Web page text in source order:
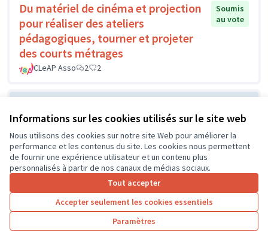
Informations sur les cookies utilisés sur le site web
Nous utilisons des cookies sur notre site Web pour améliorer la
performance et les contenus du site. Les cookies nous permettent
de fournir une expérience utilisateur et un contenu plus
personnalisés à partir de nos canaux de médias sociaux.
Tout accepter
Accepter seulement les cookies essentiels
Paramètres
Du matériel de cinéma et projection
pour réaliser des ateliers
pédagogiques, tourner et projeter
des courts métrages
Soumis
au vote
CLeAP Asso 2 2
Amélioration de la cour MAM
saint epain
Soumis au
vote
MAM les ptits crapauds
0 2